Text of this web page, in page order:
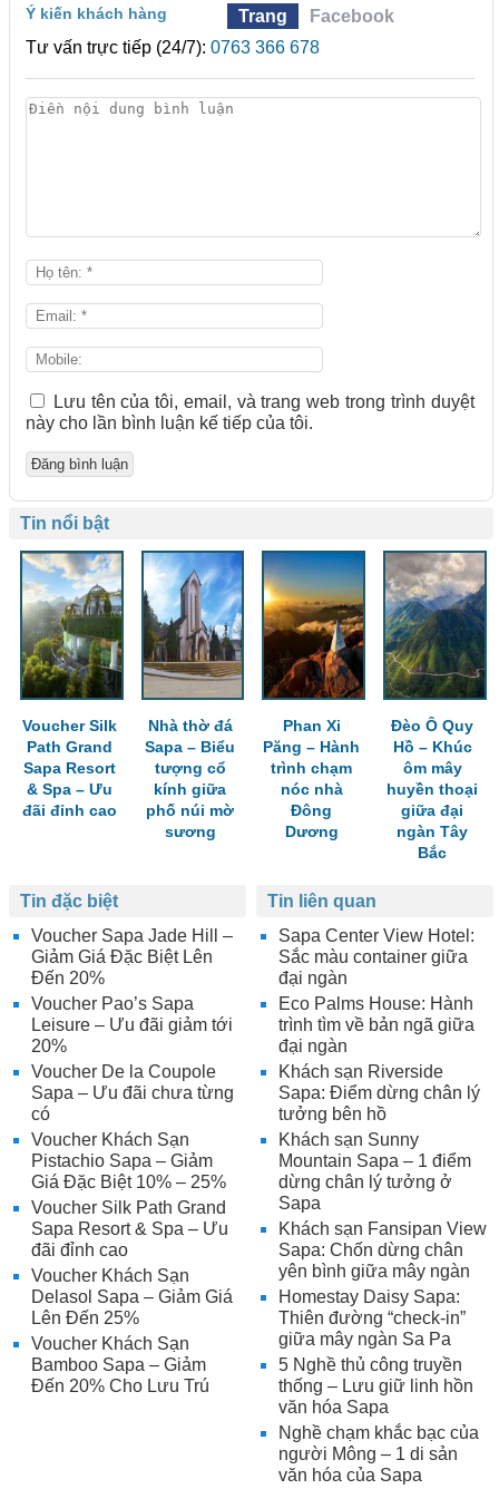
Ý kiến khách hàng Trang
Facebook
Tư vấn trực tiếp (24/7): 0763 366 678
Lưu tên của tôi, email, và trang web trong trình duyệt
này cho lần bình luận kế tiếp của tôi.
Tin nổi bật
Voucher Silk
Path Grand
Sapa Resort
& Spa – Ưu
đãi đỉnh cao
Nhà thờ đá
Sapa – Biểu
tượng cổ
kính giữa
phố núi mờ
sương
Phan Xi
Păng – Hành
trình chạm
nóc nhà
Đông
Dương
Đèo Ô Quy
Hồ – Khúc
ôm mây
huyền thoại
giữa đại
ngàn Tây
Bắc
Tin liên quan
Sapa Center View Hotel:
Sắc màu container giữa
đại ngàn
Eco Palms House: Hành
trình tìm về bản ngã giữa
đại ngàn
Khách sạn Riverside
Sapa: Điểm dừng chân lý
tưởng bên hồ
Khách sạn Sunny
Mountain Sapa – 1 điểm
dừng chân lý tưởng ở
Sapa
Khách sạn Fansipan View
Sapa: Chốn dừng chân
yên bình giữa mây ngàn
Homestay Daisy Sapa:
Thiên đường “check-in”
giữa mây ngàn Sa Pa
5 Nghề thủ công truyền
thống – Lưu giữ linh hồn
văn hóa Sapa
Nghề chạm khắc bạc của
người Mông – 1 di sản
văn hóa của Sapa
Tin đặc biệt
Voucher Sapa Jade Hill –
Giảm Giá Đặc Biệt Lên
Đến 20%
Voucher Pao’s Sapa
Leisure – Ưu đãi giảm tới
20%
Voucher De la Coupole
Sapa – Ưu đãi chưa từng
có
Voucher Khách Sạn
Pistachio Sapa – Giảm
Giá Đặc Biệt 10% – 25%
Voucher Silk Path Grand
Sapa Resort & Spa – Ưu
đãi đỉnh cao
Voucher Khách Sạn
Delasol Sapa – Giảm Giá
Lên Đến 25%
Voucher Khách Sạn
Bamboo Sapa – Giảm
Đến 20% Cho Lưu Trú